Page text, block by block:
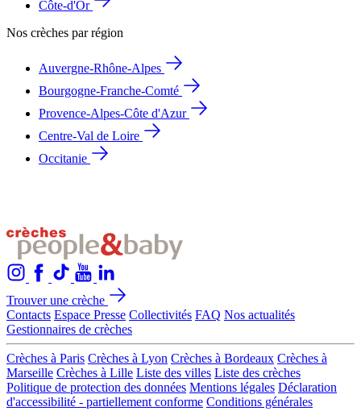
Côte-d'Or
Nos crèches par région
Auvergne-Rhône-Alpes
Bourgogne-Franche-Comté
Provence-Alpes-Côte d'Azur
Centre-Val de Loire
Occitanie
Trouver une crèche
Contacts Espace Presse Collectivités FAQ Nos actualités
Gestionnaires de crèches
Crèches à Paris Crèches à Lyon Crèches à Bordeaux Crèches à
Marseille Crèches à Lille Liste des villes Liste des crèches
Politique de protection des données Mentions légales Déclaration
d'accessibilité - partiellement conforme Conditions générales